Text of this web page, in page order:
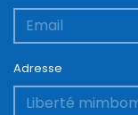
Adresse